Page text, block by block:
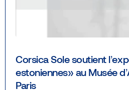
Corsica Sole soutient
estoniennes» au Musée
Paris